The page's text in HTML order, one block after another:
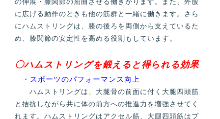
に広げる動作のときも他の筋群と一緒に働きます。さら
にハムストリングは、膝の後ろを両側から支えているた
め、膝関節の安定性を高める役割もしています。
〇ハムストリングを鍛えると得られる効果
・スポーツのパフォーマンス向上
ハムストリングは、大腿骨の前面に付く大腿四頭筋
と拮抗しながら共に体の前方への推進力を増強させてく
れます。ハムストリングはアクセル筋、大腿四頭筋はブ